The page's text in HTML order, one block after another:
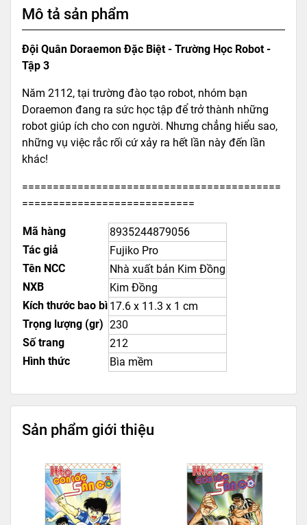
Mô tả sản phẩm
Đội Quân Doraemon Đặc Biệt - Trường Học Robot -
Tập 3
Năm 2112, tại trường đào tạo robot, nhóm bạn
Doraemon đang ra sức học tập để trở thành những
robot giúp ích cho con người. Nhưng chẳng hiểu sao,
những vụ việc rắc rối cứ xảy ra hết lần này đến lần
khác!
==========================================
============================
Mã hàng
8935244879056
Tác giả
Fujiko Pro
Tên NCC
Nhà xuất bản Kim Đồng
NXB
Kim Đồng
Kích thước bao bì 17.6 x 11.3 x 1 cm
Trọng lượng (gr) 230
Số trang
212
Hình thức
Bìa mềm
Sản phẩm giới thiệu